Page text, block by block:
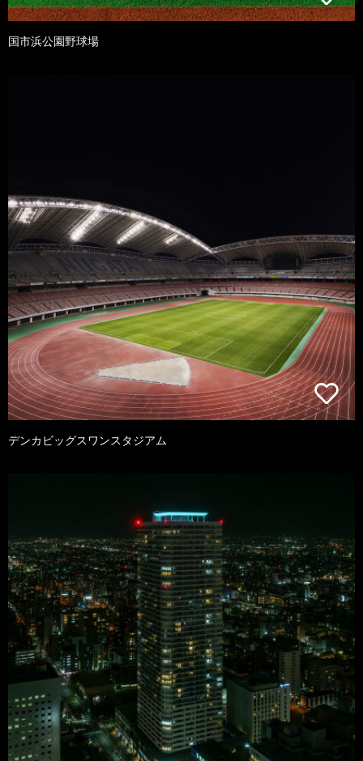
国市浜公園野球場
デンカビッグスワンスタジアム